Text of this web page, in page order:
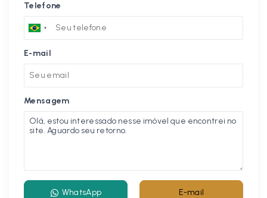
Telefone
E-mail
Mensagem
WhatsApp E-mail